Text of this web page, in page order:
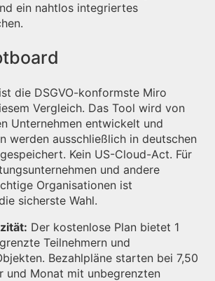
ein nahtlos integriertes
die DSGVO-konformste Miro
Vergleich. Das Tool wird von
Unternehmen entwickelt und
werden ausschließlich in deutschen
Kein US-Cloud-Act. Für
und andere
Organisationen ist
sicherste Wahl.
Der kostenlose Plan bietet 1
Teilnehmern und
Bezahlpläne starten bei 7,50
und Monat mit unbegrenzten